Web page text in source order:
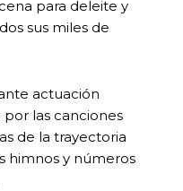
para deleite y
sus miles de
actuación
las canciones
de la trayectoria
himnos y números